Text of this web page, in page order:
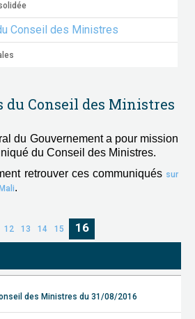
Conseil des Ministres
du Conseil des Ministres
du Gouvernement a pour mission
du Conseil des Ministres.
retrouver ces communiqués sur
.
12 13 14 15 16
des Ministres du 31/08/2016